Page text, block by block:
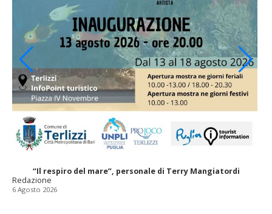
“Il respiro del mare”, personale di Terry Mangiatordi
Redazione
6 Agosto 2026